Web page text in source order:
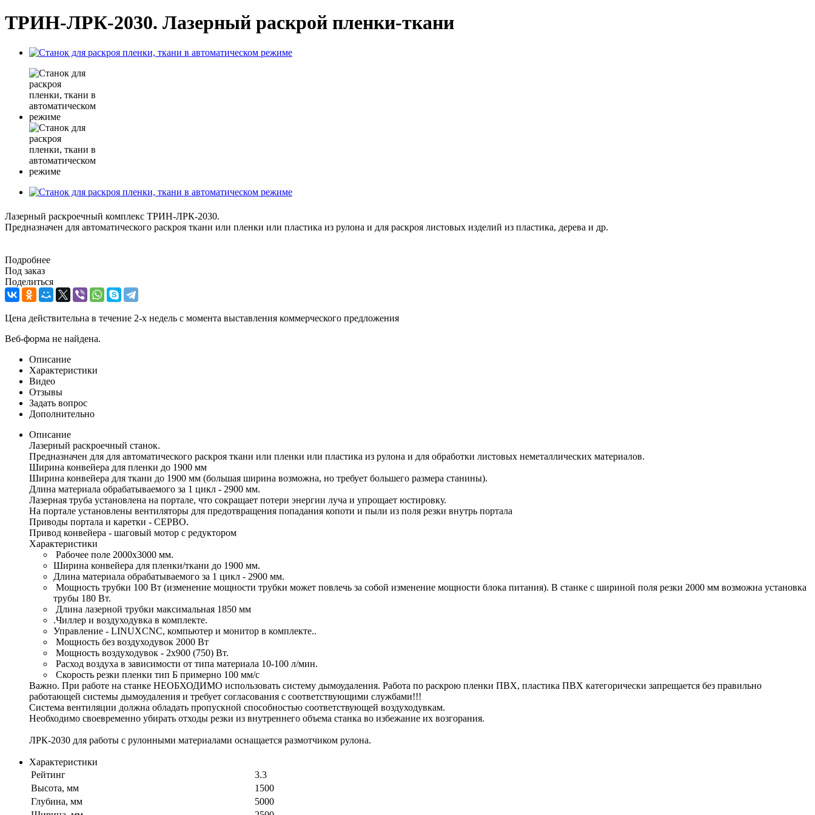
ТРИН-ЛРК-2030. Лазерный раскрой пленки-ткани
Лазерный раскроечный комплекс ТРИН-ЛРК-2030.
Предназначен для автоматического раскроя ткани или пленки или пластика из рулона и для раскроя листовых изделий из пластика, дерева и др.
Подробнее
Под заказ
Поделиться
Цена действительна в течение 2-х недель с момента выставления коммерческого предложения
Веб-форма не найдена.
Описание
Характеристики
Видео
Отзывы
Задать вопрос
Дополнительно
Описание
Лазерный раскроечный станок.
Предназначен для для автоматического раскроя ткани или пленки или пластика из рулона и для обработки листовых неметаллических материалов.
Ширина конвейера для пленки до 1900 мм
Ширина конвейера для ткани до 1900 мм (большая ширина возможна, но требует большего размера станины).
Длина материала обрабатываемого за 1 цикл - 2900 мм.
Лазерная труба установлена на портале, что сокращает потери энергии луча и упрощает юстировку.
На портале установлены вентиляторы для предотвращения попадания копоти и пыли из поля резки внутрь портала
Приводы портала и каретки - СЕРВО.
Привод конвейера - шаговый мотор с редуктором
Характеристики
Рабочее поле 2000х3000 мм.
Ширина конвейера для пленки/ткани до 1900 мм.
Длина материала обрабатываемого за 1 цикл - 2900 мм.
Мощность трубки 100 Вт (изменение мощности трубки может повлечь за собой изменение мощности блока питания). В станке с шириной поля резки 2000 мм возможна установка
трубы 180 Вт.
Длина лазерной трубки максимальная 1850 мм
.Чиллер и воздуходувка в комплекте.
Управление - LINUXCNC, компьютер и монитор в комплекте..
Мощность без воздуходувок 2000 Вт
Мощность воздуходувок - 2х900 (750) Вт.
Расход воздуха в зависимости от типа материала 10-100 л/мин.
Скорость резки пленки тип Б примерно 100 мм/с
Важно. При работе на станке НЕОБХОДИМО использовать систему дымоудаления. Работа по раскрою пленки ПВХ, пластика ПВХ категорически запрещается без правильно
работающей системы дымоудаления и требует согласования с соответствующими службами!!!
Система вентиляции должна обладать пропускной способностью соответствующей воздуходувкам.
Необходимо своевременно убирать отходы резки из внутреннего объема станка во избежание их возгорания.
ЛРК-2030 для работы с рулонными материалами оснащается размотчиком рулона.
Характеристики
Рейтинг
3.3
Высота, мм
1500
Глубина, мм
5000